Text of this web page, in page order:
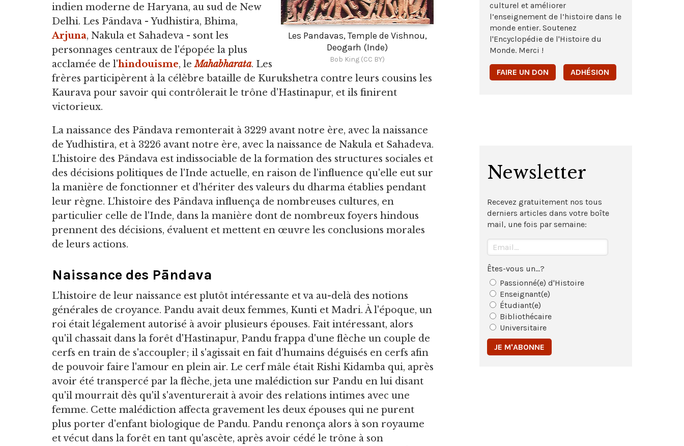
Les Pandavas, Temple de Vishnou,
Deogarh (Inde)
Bob King (CC BY)
indien moderne de Haryana, au sud de New
Delhi. Les Pāndava - Yudhistira, Bhima,
Arjuna, Nakula et Sahadeva - sont les
personnages centraux de l'épopée la plus
acclamée de l'hindouisme, leMahabharata. Les
frères participèrent à la célèbre bataille de Kurukshetra contre leurs cousins les
Kaurava pour savoir qui contrôlerait le trône d'Hastinapur, et ils finirent
victorieux.
La naissance des Pāndava remonterait à 3229 avant notre ère, avec la naissance
de Yudhistira, et à 3226 avant notre ère, avec la naissance de Nakula et Sahadeva.
L'histoire des Pāndava est indissociable de la formation des structures sociales et
des décisions politiques de l'Inde actuelle, en raison de l'influence qu'elle eut sur
la manière de fonctionner et d'hériter des valeurs du dharma établies pendant
leur règne. L'histoire des Pāndava influença de nombreuses cultures, en
particulier celle de l'Inde, dans la manière dont de nombreux foyers hindous
prennent des décisions, évaluent et mettent en œuvre les conclusions morales
de leurs actions.
Naissance des Pāndava
L'histoire de leur naissance est plutôt intéressante et va au-delà des notions
générales de croyance. Pandu avait deux femmes, Kunti et Madri. À l'époque, un
roi était légalement autorisé à avoir plusieurs épouses. Fait intéressant, alors
qu'il chassait dans la forêt d'Hastinapur, Pandu frappa d'une flèche un couple de
cerfs en train de s'accoupler; il s'agissait en fait d'humains déguisés en cerfs afin
de pouvoir faire l'amour en plein air. Le cerf mâle était Rishi Kidamba qui, après
avoir été transpercé par la flèche, jeta une malédiction sur Pandu en lui disant
qu'il mourrait dès qu'il s'aventurerait à avoir des relations intimes avec une
femme. Cette malédiction affecta gravement les deux épouses qui ne purent
plus porter d'enfant biologique de Pandu. Pandu renonça alors à son royaume
et vécut dans la forêt en tant qu'ascète, après avoir cédé le trône à son
culturel et améliorer
l’enseignement de l’histoire dans le
monde entier. Soutenez
l'Encyclopédie de l'Histoire du
Monde. Merci !
FAIRE UN DON ADHÉSION
Newsletter
Recevez gratuitement nos tous
derniers articles dans votre boîte
mail, une fois par semaine:
Êtes-vous un...?
Passionné(e) d'Histoire
Enseignant(e)
Étudiant(e)
Bibliothécaire
Universitaire